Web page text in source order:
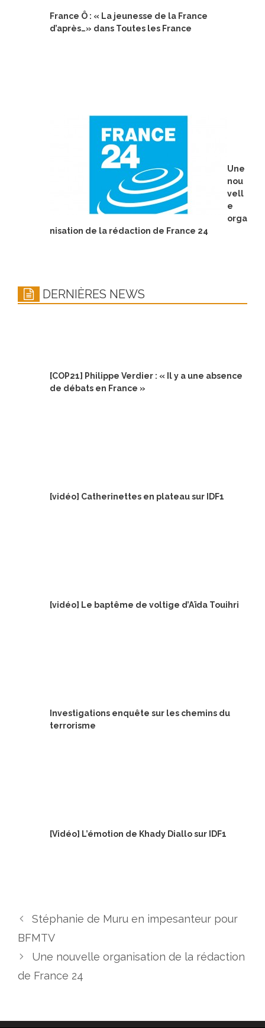
France Ô : « La jeunesse de la France
d’après…» dans Toutes les France
Une
nou
vell
e
orga
nisation de la rédaction de France 24
DERNIÈRES NEWS
[COP21] Philippe Verdier : « Il y a une absence
de débats en France »
[vidéo] Catherinettes en plateau sur IDF1
[vidéo] Le baptême de voltige d’Aïda Touihri
Investigations enquête sur les chemins du
terrorisme
[Vidéo] L’émotion de Khady Diallo sur IDF1
Stéphanie de Muru en impesanteur pour
BFMTV
Une nouvelle organisation de la rédaction
de France 24